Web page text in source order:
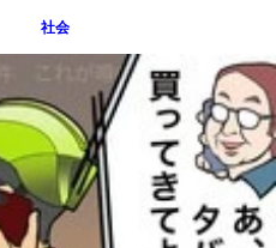
社会